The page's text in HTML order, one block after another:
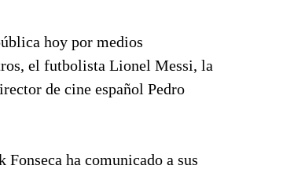
hoy por medios
el futbolista Lionel Messi, la
de cine español Pedro
ha comunicado a sus